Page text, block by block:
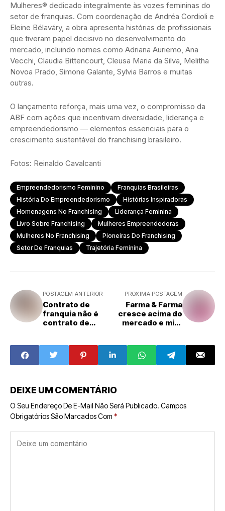
Mulheres® dedicado integralmente às vozes femininas do
setor de franquias. Com coordenação de Andréa Cordioli e
Eleine Bélaváry, a obra apresenta histórias de profissionais
que tiveram papel decisivo no desenvolvimento do
mercado, incluindo nomes como Adriana Auriemo, Ana
Vecchi, Claudia Bittencourt, Cleusa Maria da Silva, Melitha
Novoa Prado, Simone Galante, Sylvia Barros e muitas
outras.
O lançamento reforça, mais uma vez, o compromisso da
ABF com ações que incentivam diversidade, liderança e
empreendedorismo — elementos essenciais para o
crescimento sustentável do franchising brasileiro.
Fotos: Reinaldo Cavalcanti
Empreendedorismo Feminino
Franquias Brasileiras
História Do Empreendedorismo
Histórias Inspiradoras
Homenagens No Franchising
Liderança Feminina
Livro Sobre Franchising
Mulheres Empreendedoras
Mulheres No Franchising
Pioneiras Do Franchising
Setor De Franquias
Trajetória Feminina
POSTAGEM ANTERIOR
Contrato de
franquia não é
contrato de
decisões
recentes
PRÓXIMA POSTAGEM
Farma & Farma
cresce acima do
mercado e mira
2025
DEIXE UM COMENTÁRIO
O Seu Endereço De E-Mail Não Será Publicado. Campos
Obrigatórios São Marcados Com *